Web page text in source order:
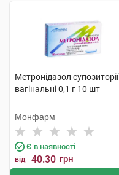
Метронідазол супозиторії
вагінальні 0,1 г 10 шт
Монфарм
Є в наявності
від 40.30 грн